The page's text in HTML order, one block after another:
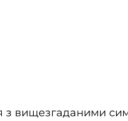
вищезгаданими